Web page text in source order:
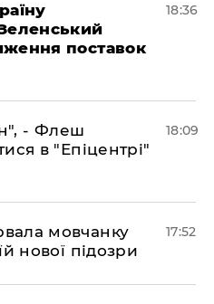
поставок
18:36
- Флеш
в "Епіцентрі"
18:09
мовчанку
нової підозри
17:52